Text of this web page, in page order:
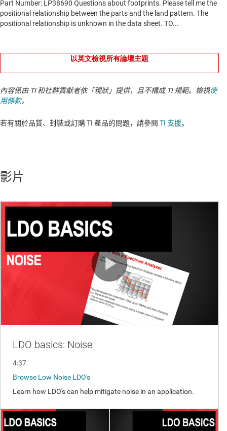
以英文檢視所有論壇主題
內容係由 TI 和社群貢獻者依「現狀」提供，且不構成 TI 規範。檢視使
用條款。
若有關於品質、封裝或訂購 TI 產品的問題，請參閱 TI 支援。​​​​​​​​​​​​​​
影片